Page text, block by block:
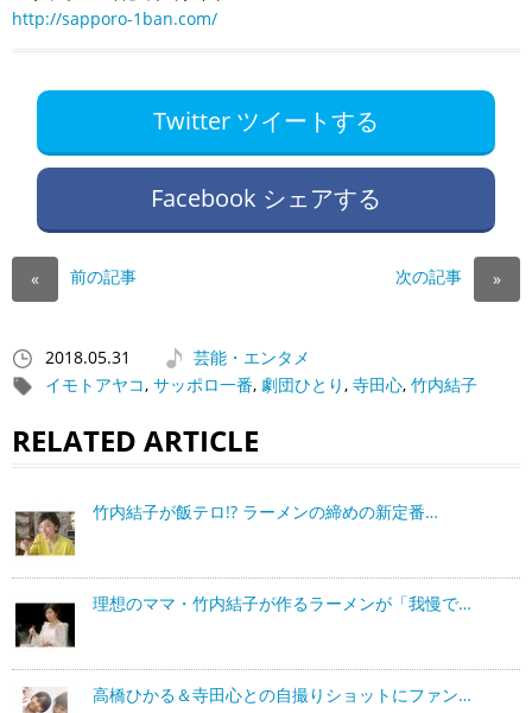
http://sapporo-1ban.com/
Twitter ツイートする
Facebook シェアする
« 前の記事 次の記事 »
2018.05.31
芸能・エンタメ
イモトアヤコ, サッポロ一番, 劇団ひとり, 寺田心, 竹内結子
RELATED ARTICLE
竹内結子が飯テロ!? ラーメンの締めの新定番…
理想のママ・竹内結子が作るラーメンが「我慢で…
高橋ひかる＆寺田心との自撮りショットにファン…